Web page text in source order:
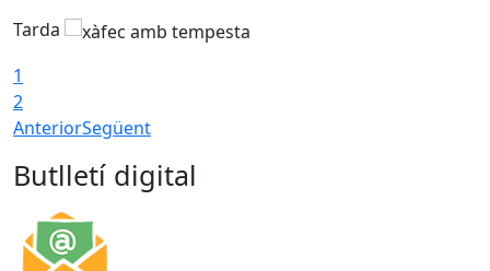
Tarda
1
2
AnteriorSegüent
Butlletí digital